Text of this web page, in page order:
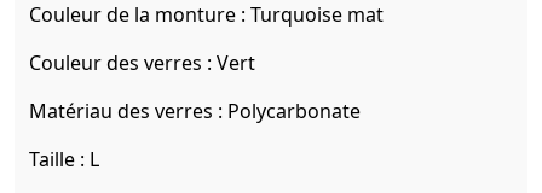
Couleur de la monture : Turquoise mat
Couleur des verres : Vert
Matériau des verres : Polycarbonate
Taille : L